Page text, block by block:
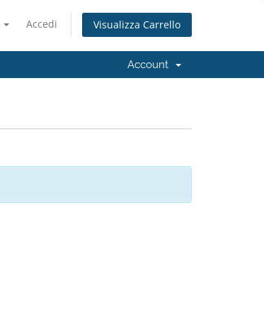
Accedi Visualizza Carrello
Account